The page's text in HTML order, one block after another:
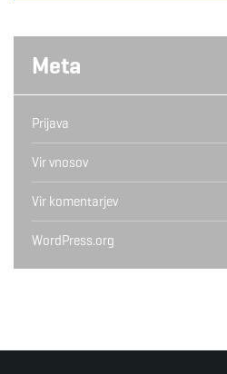
Meta
Prijava
Vir vnosov
Vir komentarjev
WordPress.org